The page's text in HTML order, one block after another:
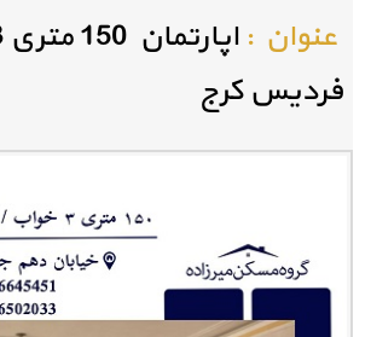
عنوان :
فردیس کرج